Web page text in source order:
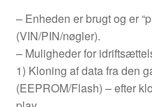
– Enheden er brugt og er
(VIN/PIN/nøgler).
– Muligheder for
1) Kloning af data fra den
(EEPROM/Flash) – efter